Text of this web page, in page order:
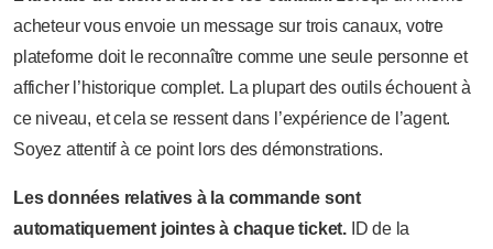
acheteur vous envoie un message sur trois canaux, votre
plateforme doit le reconnaître comme une seule personne et
afficher l’historique complet. La plupart des outils échouent à
ce niveau, et cela se ressent dans l’expérience de l’agent.
Soyez attentif à ce point lors des démonstrations.
Les données relatives à la commande sont
automatiquement jointes à chaque ticket. ID de la